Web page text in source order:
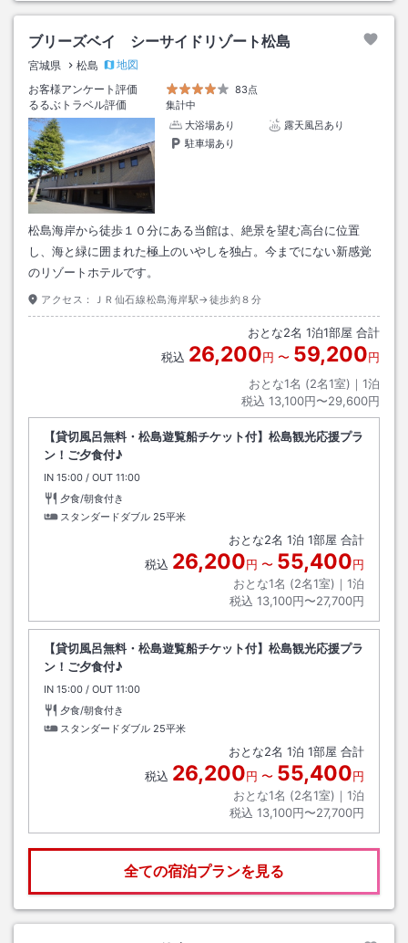
ブリーズベイ シーサイドリゾート松島
宮城県 松島
地図
お客様アンケート評価
83点
るるぶトラベル評価
集計中
大浴場あり
露天風呂あり
駐車場あり
松島海岸から徒歩１０分にある当館は、絶景を望む高台に位置
し、海と緑に囲まれた極上のいやしを独占。今までにない新感覚
のリゾートホテルです。
アクセス： ＪＲ仙石線松島海岸駅→徒歩約８分
おとな2名 1泊1部屋 合計
税込 26,200円 〜 59,200円
おとな1名 (2名1室)｜ 1泊
税込 13,100円〜29,600円
【貸切風呂無料・松島遊覧船チケット付】松島観光応援プラ
ン！ご夕食付♪
IN チェックイン
15:00 / OUT チェックアウト
11:00
夕食/朝食付き
スタンダードダブル 25平米
おとな2名 1泊 1部屋 合計
税込 26,200円 〜 55,400円
おとな1名 (2名1室)｜ 1泊
税込 13,100円〜27,700円
【貸切風呂無料・松島遊覧船チケット付】松島観光応援プラ
ン！ご夕食付♪
IN チェックイン
15:00 / OUT チェックアウト
11:00
夕食/朝食付き
スタンダードダブル 25平米
おとな2名 1泊 1部屋 合計
税込 26,200円 〜 55,400円
おとな1名 (2名1室)｜ 1泊
税込 13,100円〜27,700円
全ての宿泊プランを見る